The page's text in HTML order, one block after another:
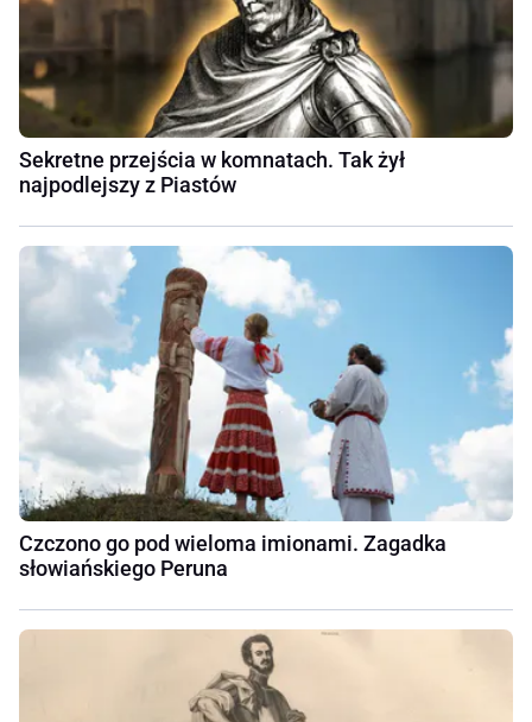
Sekretne przejścia w komnatach. Tak żył
najpodlejszy z Piastów
Czczono go pod wieloma imionami. Zagadka
słowiańskiego Peruna